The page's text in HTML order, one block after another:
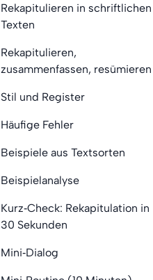
Rekapitulieren in schriftlichen
Texten
Rekapitulieren,
zusammenfassen, resümieren
Stil und Register
Häufige Fehler
Beispiele aus Textsorten
Beispielanalyse
Kurz‑Check: Rekapitulation in
30 Sekunden
Mini‑Dialog